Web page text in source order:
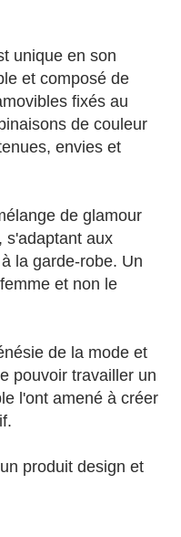
unique en son
et composé de
fixés au
de couleur
envies et
de glamour
s'adaptant aux
la garde-robe. Un
et non le
de la mode et
pouvoir travailler un
l'ont amené à créer
produit design et